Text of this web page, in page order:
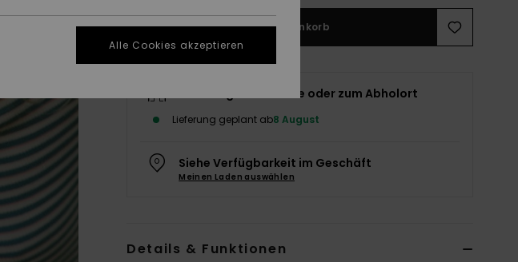
In den Warenkorb
Lieferung nach Hause oder zum Abholort
Lieferung geplant ab8 August
Siehe Verfügbarkeit im Geschäft
Meinen Laden auswählen
Details & Funktionen
Alle Cookies akzeptieren